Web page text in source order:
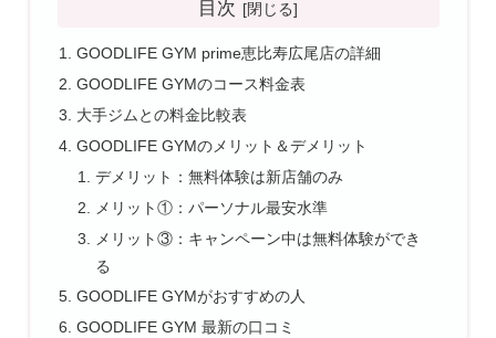
目次
GOODLIFE GYM prime恵比寿広尾店の詳細
GOODLIFE GYMのコース料金表
大手ジムとの料金比較表
GOODLIFE GYMのメリット＆デメリット
デメリット：無料体験は新店舗のみ
メリット①：パーソナル最安水準
メリット③：キャンペーン中は無料体験ができ
る
GOODLIFE GYMがおすすめの人
GOODLIFE GYM 最新の口コミ